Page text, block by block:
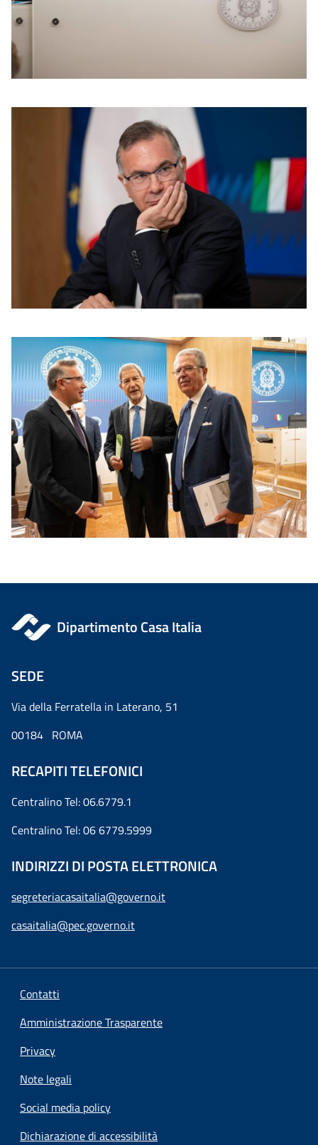
Dipartimento Casa Italia
SEDE
Via della Ferratella in Laterano, 51
00184 ROMA
RECAPITI TELEFONICI
Centralino Tel: 06.6779.1
Centralino Tel: 06 6779.5999
INDIRIZZI DI POSTA ELETTRONICA
segreteriacasaitalia@governo.it
casaitalia@pec.governo.it
Contatti
Amministrazione Trasparente
Privacy
Note legali
Social media policy
Dichiarazione di accessibilità